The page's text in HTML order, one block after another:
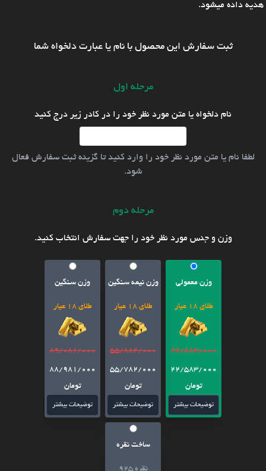
هدیه داده میشود.
ثبت سفارش این محصول با نام یا عبارت دلخواه شما
مرحله اول
نام دلخواه یا متن مورد نظر خود را در کادر زیر درج کنید
لطفا نام یا متن مورد نظر خود را وارد کنید تا گزینه ثبت سفارش فعال
شود.
مرحله دوم
وزن و جنس مورد نظر خود را جهت سفارش انتخاب کنید.
وزن معمولی
طلای 18 عیار
22/683/000
22/583/000
تومان
توضیحات بیشتر
وزن نیمه سنگین
طلای 18 عیار
55/882/000
55/782/000
تومان
توضیحات بیشتر
وزن سنگین
طلای 18 عیار
89/081/000
88/981/000
تومان
توضیحات بیشتر
ساخت نقره
نقره 925